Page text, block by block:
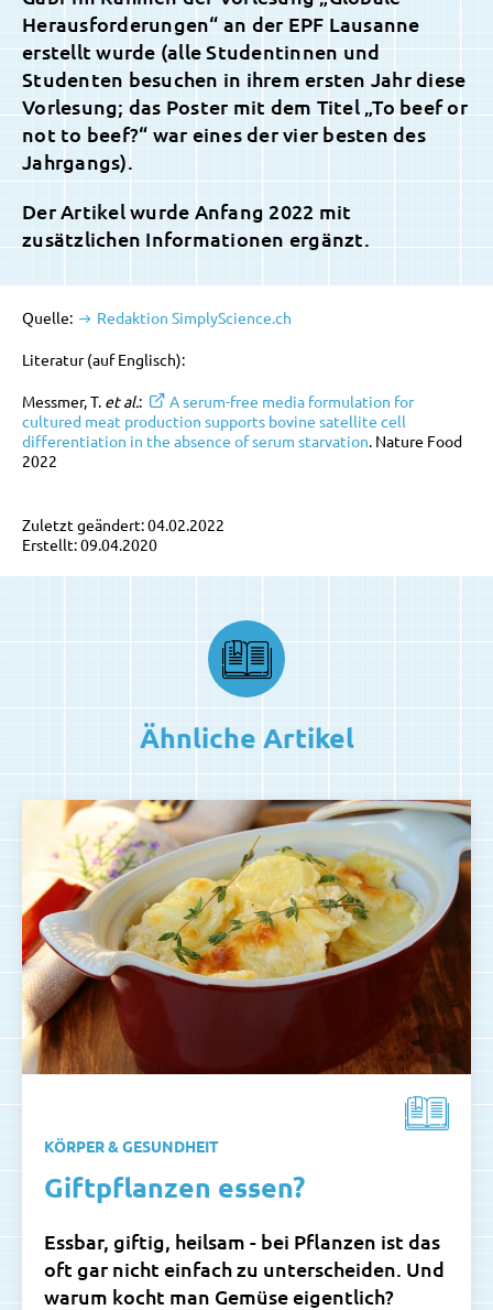
Herausforderungen“ an der EPF Lausanne
erstellt wurde (alle Studentinnen und
Studenten besuchen in ihrem ersten Jahr diese
Vorlesung; das Poster mit dem Titel „To beef or
not to beef?“ war eines der vier besten des
Jahrgangs).
Der Artikel wurde Anfang 2022 mit
zusätzlichen Informationen ergänzt.
Quelle: Redaktion SimplyScience.ch
Literatur (auf Englisch):
Messmer, T. et al.:
A serum-free media formulation for
cultured meat production supports bovine satellite cell
differentiation in the absence of serum starvation. Nature Food
2022
Zuletzt geändert: 04.02.2022
Erstellt: 09.04.2020
Ähnliche Artikel
KÖRPER & GESUNDHEIT
Giftpflanzen essen?
Essbar, giftig, heilsam - bei Pflanzen ist das
oft gar nicht einfach zu unterscheiden. Und
warum kocht man Gemüse eigentlich?